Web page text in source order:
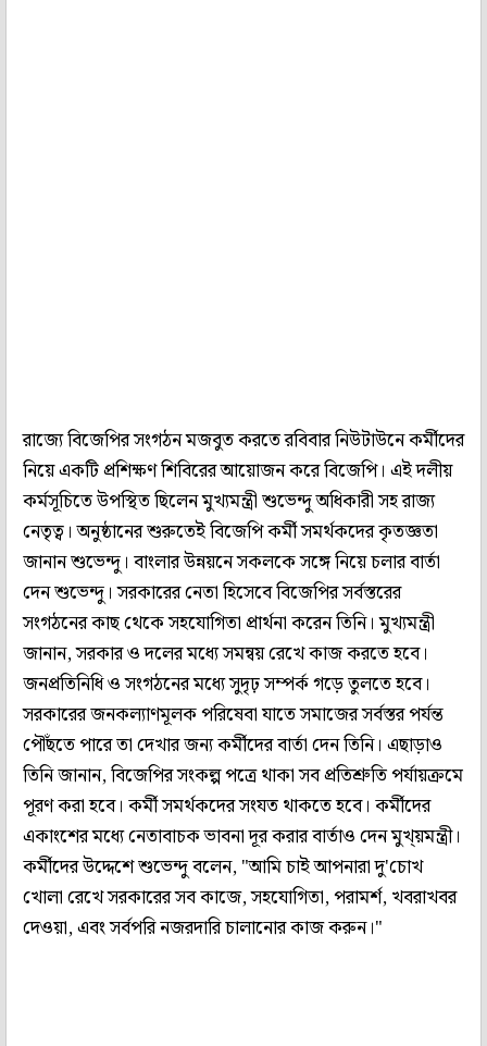
রাজ্যে বিজেপির সংগঠন মজবুত করতে রবিবার নিউটাউনে কর্মীদের
নিয়ে একটি প্রশিক্ষণ শিবিরের আয়োজন করে বিজেপি। এই দলীয়
কর্মসূচিতে উপস্থিত ছিলেন মুখ্যমন্ত্রী শুভেন্দু অধিকারী সহ রাজ্য
নেতৃত্ব। অনুষ্ঠানের শুরুতেই বিজেপি কর্মী সমর্থকদের কৃতজ্ঞতা
জানান শুভেন্দু। বাংলার উন্নয়নে সকলকে সঙ্গে নিয়ে চলার বার্তা
দেন শুভেন্দু। সরকারের নেতা হিসেবে বিজেপির সর্বস্তরের
সংগঠনের কাছ থেকে সহযোগিতা প্রার্থনা করেন তিনি। মুখ্যমন্ত্রী
জানান, সরকার ও দলের মধ্যে সমন্বয় রেখে কাজ করতে হবে।
জনপ্রতিনিধি ও সংগঠনের মধ্যে সুদৃঢ় সম্পর্ক গড়ে তুলতে হবে।
সরকারের জনকল্যাণমূলক পরিষেবা যাতে সমাজের সর্বস্তর পর্যন্ত
পৌঁছতে পারে তা দেখার জন্য কর্মীদের বার্তা দেন তিনি। এছাড়াও
তিনি জানান, বিজেপির সংকল্প পত্রে থাকা সব প্রতিশ্রুতি পর্যায়ক্রমে
পূরণ করা হবে। কর্মী সমর্থকদের সংযত থাকতে হবে। কর্মীদের
একাংশের মধ্যে নেতাবাচক ভাবনা দূর করার বার্তাও দেন মুখ্য়মন্ত্রী।
কর্মীদের উদ্দেশে শুভেন্দু বলেন, "আমি চাই আপনারা দু'চোখ
খোলা রেখে সরকারের সব কাজে, সহযোগিতা, পরামর্শ, খবরাখবর
দেওয়া, এবং সর্বপরি নজরদারি চালানোর কাজ করুন।"